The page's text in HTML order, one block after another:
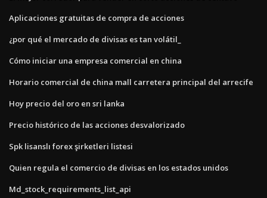
Aplicaciones gratuitas de compra de acciones
¿por qué el mercado de divisas es tan volátil_
Cómo iniciar una empresa comercial en china
Horario comercial de china mall carretera principal del arrecife
Hoy precio del oro en sri lanka
Precio histórico de las acciones desvalorizado
Spk lisanslı forex şirketleri listesi
Quien regula el comercio de divisas en los estados unidos
Md_stock_requirements_list_api